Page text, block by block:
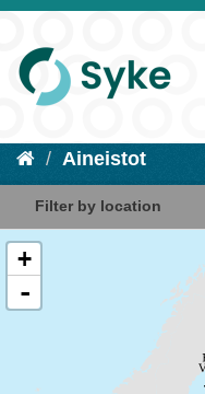
Aineistot
Filter by location
+
-